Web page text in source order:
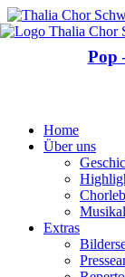
Pop
Home
Über uns
Extras